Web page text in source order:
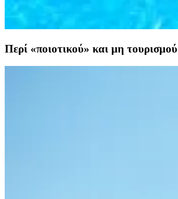
Περί «ποιοτικού» και μη τουρισμού